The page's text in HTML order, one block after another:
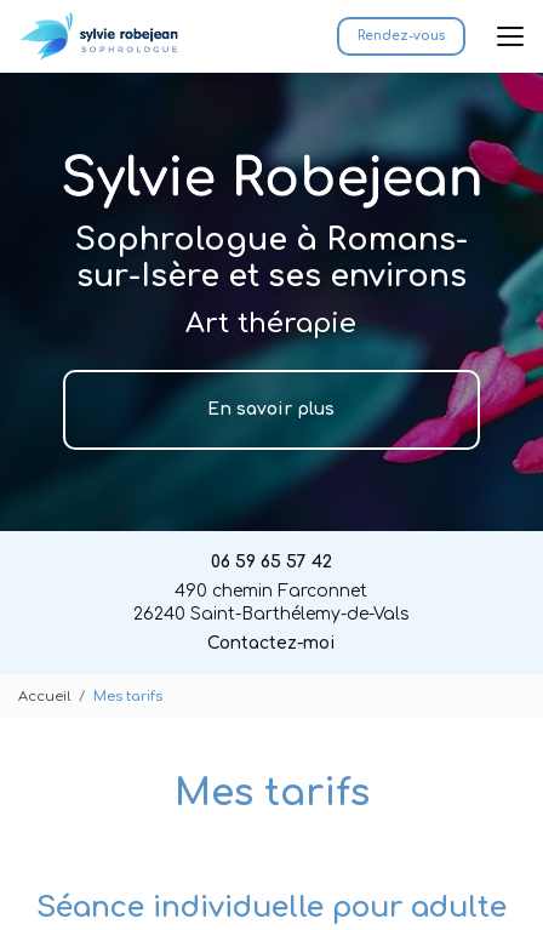
au
contenu
Rendez-vous
Sophrologue à Romans-
sur-Isère et ses environs
Art thérapie
En savoir plus
06 59 65 57 42
490 chemin Farconnet
26240 Saint-Barthélemy-de-Vals
Contactez-moi
Accueil Mes tarifs
Mes tarifs
Séance individuelle pour adulte